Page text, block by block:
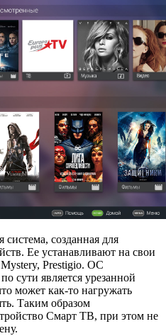
система, созданная для
Ее устанавливают на свои
Prestigio. ОС
сути является урезанной
может как-то нагружать
Таким образом
Смарт ТВ, при этом не